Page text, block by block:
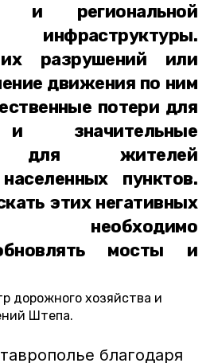
и региональной
инфраструктуры.
разрушений или
движения по ним
потери для
значительные
для жителей
пунктов.
этих негативных
необходимо
мосты и
дорожного хозяйства и
Штепа.
благодаря